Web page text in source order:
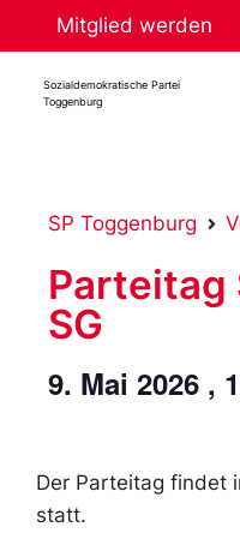
Mitglied werden
Sozialdemokratische Partei
Toggenburg
SP Toggenburg
Parteitag
SG
9. Mai 2026 ,
Der Parteitag findet
statt.